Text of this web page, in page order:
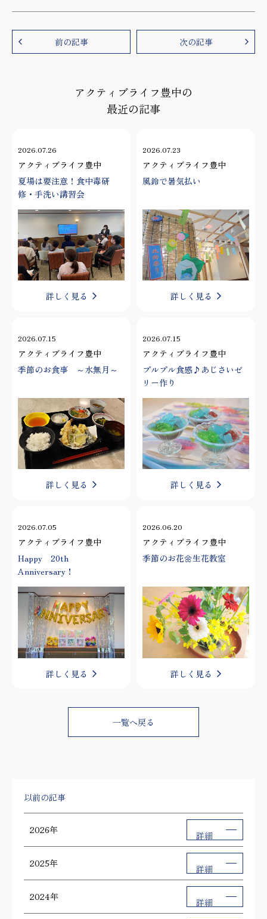
前の記事 次の記事
アクティブライフ豊中の
最近の記事
2026.07.26
アクティブライフ豊中
夏場は要注意！食中毒研
修・手洗い講習会
詳しく見る
2026.07.23
アクティブライフ豊中
風鈴で暑気払い
詳しく見る
2026.07.15
アクティブライフ豊中
季節のお食事 ～水無月～
詳しく見る
2026.07.15
アクティブライフ豊中
プルプル食感♪あじさいゼ
リー作り
詳しく見る
2026.07.05
アクティブライフ豊中
Happy 20th
Anniversary！
詳しく見る
2026.06.20
アクティブライフ豊中
季節のお花🌼生花教室
詳しく見る
一覧へ戻る
以前の記事
2026年 詳細
2025年 詳細
2024年 詳細